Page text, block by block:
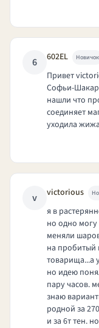
6 602EL Новичок
Привет
Софьи-
нашли что
соединяет
уходила
v victorious
я в
но одно могу
меняли
на пробитый
товарища...а
но идею
пару часов.
знаю
родной за
и за 6т тен.